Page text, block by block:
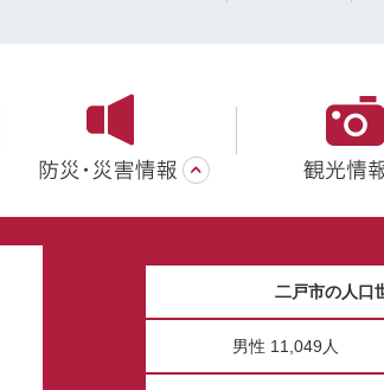
二戸市の人口
男性 11,049人